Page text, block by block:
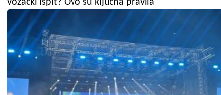
vozački ispit? Ovo su ključna pravila